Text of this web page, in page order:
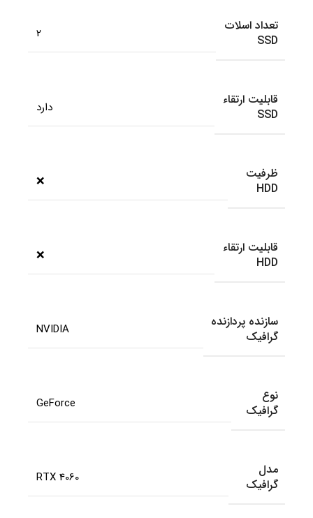
تعداد اسلات
SSD
2
قابلیت ارتقاء
SSD
دارد
ظرفیت
HDD
❌
قابلیت ارتقاء
HDD
❌
سازنده پردازنده
گرافیک
NVIDIA
نوع
گرافیک
GeForce
مدل
گرافیک
RTX 4060